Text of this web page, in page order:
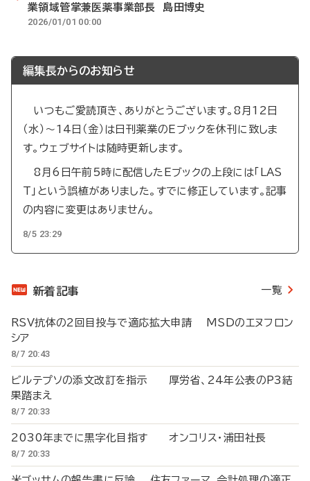
業領域管掌兼医薬事業部長 島田博史
2026/01/01 00:00
編集長からのお知らせ
いつもご愛読頂き、ありがとうございます。8月12日
（水）～14日（金）は日刊薬業のEブックを休刊に致しま
す。ウェブサイトは随時更新します。
8月6日午前5時に配信したEブックの上段には「LAS
T」という誤植がありました。すでに修正しています。記事
の内容に変更はありません。
8/5 23:29
新着記事 一覧
RSV抗体の2回目投与で適応拡大申請 MSDのエヌフロン
シア
8/7 20:43
ビルテプソの添文改訂を指示 厚労省、24年公表のP3結
果踏まえ
8/7 20:33
2030年までに黒字化目指す オンコリス・浦田社長
8/7 20:33